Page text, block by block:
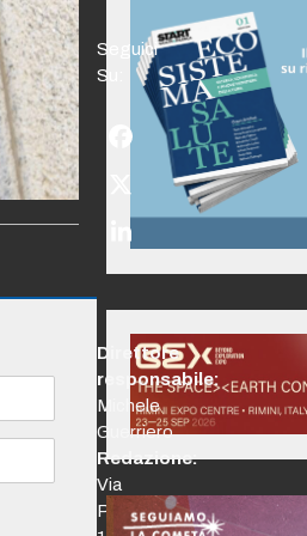
Seguici
Su:
Facebook
Twitter
(deprecated)
LinkedIn
Direttore
responsabile:
Michele
Guerriero
Redazione:
Via
Po,